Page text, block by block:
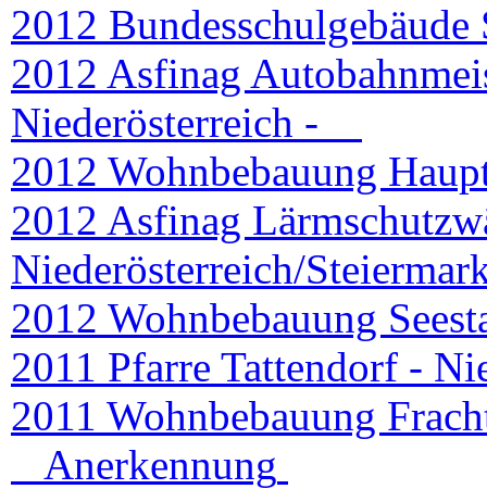
2012
2012 Asfinag
Niederösterreich -
2012 Wohnbebauung
2012 Asfinag
Niederösterreich/
2012 Wohnbebauung
2011 Pfarre Tattendorf -
2011 Wohnbebauung
Anerkennung